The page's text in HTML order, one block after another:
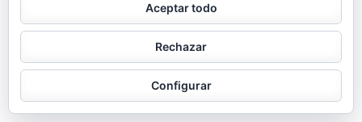
Aceptar todo
Rechazar
Configurar